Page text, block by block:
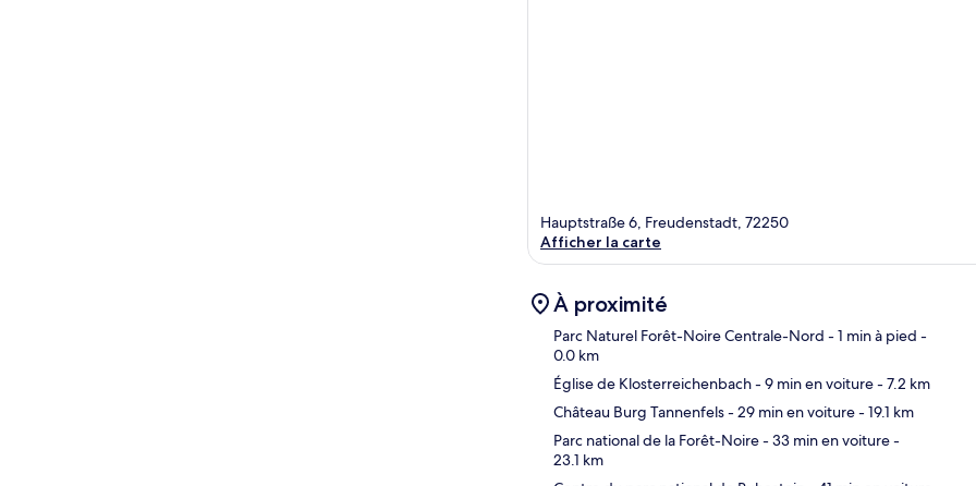
Hauptstraße 6, Freudenstadt, 72250
Afficher la carte
À proximité
Parc Naturel Forêt-Noire Centrale-Nord - 1 min à pied -
0.0 km
Église de Klosterreichenbach- 9 min en voiture- 7.2 km
Château Burg Tannenfels- 29 min en voiture- 19.1 km
Parc national de la Forêt-Noire- 33 min en voiture-
23.1 km